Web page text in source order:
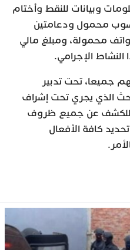
وبيانات للنقط وأختام
محمول ودعامتين
محمولة، ومبلغ مالي
الإجرامي.
جميعا، تحت تدبير
الذي يجري تحت إشراف
للكشف عن جميع ظروف
كافة الأفعال